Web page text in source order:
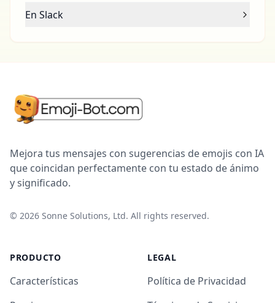
En Slack
Mejora tus mensajes con sugerencias de emojis con IA
que coincidan perfectamente con tu estado de ánimo
y significado.
© 2026 Sonne Solutions, Ltd. All rights reserved.
PRODUCTO
Características
LEGAL
Política de Privacidad